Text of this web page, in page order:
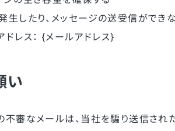
生したり、メッセージの送受信ができ
ドレス： {メールアドレス}
い
不審なメールは、当社を騙り送信され